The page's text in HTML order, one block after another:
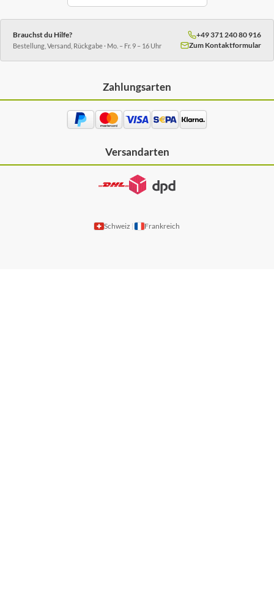
Brauchst du Hilfe?
Bestellung, Versand, Rückgabe · Mo. – Fr. 9 – 16 Uhr
+49 371 240 80 916
Zum Kontaktformular
Zahlungsarten
Versandarten
Schweiz Frankreich